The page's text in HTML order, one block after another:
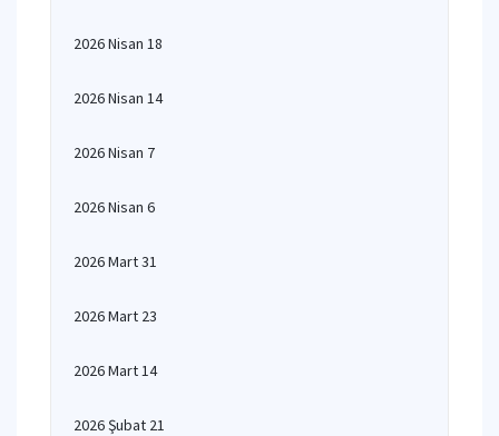
2026 Nisan 18
2026 Nisan 14
2026 Nisan 7
2026 Nisan 6
2026 Mart 31
2026 Mart 23
2026 Mart 14
2026 Şubat 21